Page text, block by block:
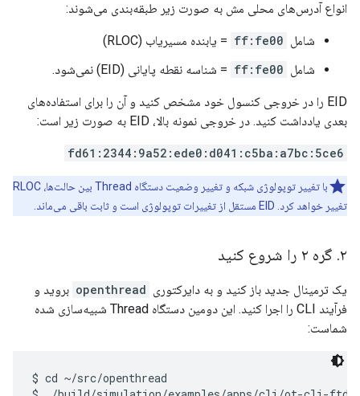
انواع آدرس‌های محلی مش به صورت زیر طبقه‌بندی می‌شوند:
شامل ff:fe00 = یابنده مسیریاب (RLOC)
شامل ff:fe00 = شناسه نقطه پایانی (EID) نمی‌شود.
EID را در خروجی کنسول خود مشخص کنید و آن را برای استفاده‌های
بعدی یادداشت کنید. در خروجی نمونه بالا، EID به صورت زیر است:
fd61:2344:9a52:ede0:d041:c5ba:a7bc:5ce6
با تغییر توپولوژی شبکه و تغییر وضعیت دستگاه Thread بین حالت‌ها، RLOC
تغییر خواهد کرد. EID مستقل از تغییرات توپولوژی است و ثابت باقی می‌ماند.
۲. گره ۲ را شروع کنید
یک ترمینال جدید باز کنید و به دایرکتوری openthread بروید و
فرآیند CLI را اجرا کنید. این دومین دستگاه Thread شبیه‌سازی شده
شماست:
$ cd ~/src/openthread